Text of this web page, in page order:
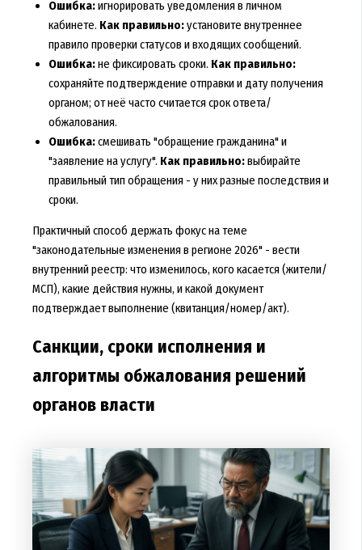
Ошибка:игнорировать уведомления в личном
кабинете. Как правильно:установите внутреннее
правило проверки статусов и входящих сообщений.
Ошибка:не фиксировать сроки. Как правильно:
сохраняйте подтверждение отправки и дату получения
органом; от неё часто считается срок ответа/
обжалования.
Ошибка:смешивать "обращение гражданина" и
"заявление на услугу". Как правильно:выбирайте
правильный тип обращения - у них разные последствия и
сроки.
Практичный способ держать фокус на теме
"законодательные изменения в регионе 2026" - вести
внутренний реестр: что изменилось, кого касается (жители/
МСП), какие действия нужны, и какой документ
подтверждает выполнение (квитанция/номер/акт).
Санкции, сроки исполнения и
алгоритмы обжалования решений
органов власти